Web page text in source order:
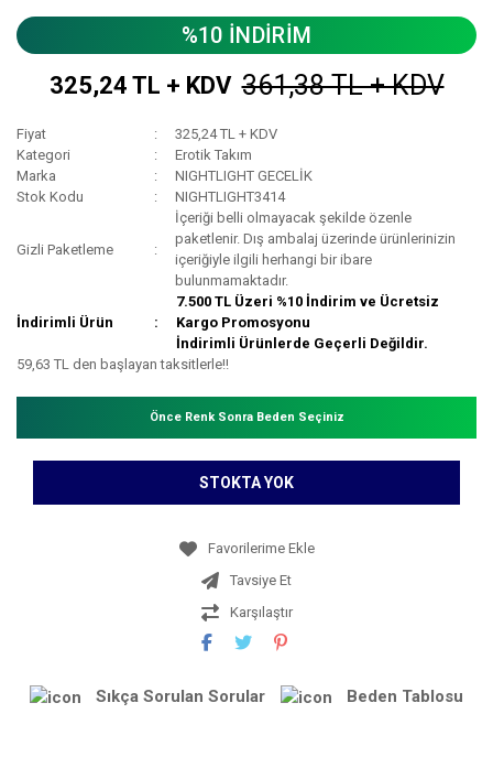
%10 İNDİRİM
325,24 TL + KDV 361,38 TL + KDV
Fiyat
325,24 TL + KDV
Kategori
Erotik Takım
Marka
NIGHTLIGHT GECELİK
Stok Kodu
NIGHTLIGHT3414
Gizli Paketleme
İçeriği belli olmayacak şekilde özenle
paketlenir. Dış ambalaj üzerinde ürünlerinizin
içeriğiyle ilgili herhangi bir ibare
bulunmamaktadır.
İndirimli Ürün
7.500 TL Üzeri %10 İndirim ve Ücretsiz
Kargo Promosyonu
İndirimli Ürünlerde Geçerli Değildir.
59,63 TL den başlayan taksitlerle!!
Önce Renk Sonra Beden Seçiniz
STOKTA YOK
Tavsiye Et
Karşılaştır
Sıkça Sorulan Sorular Beden Tablosu